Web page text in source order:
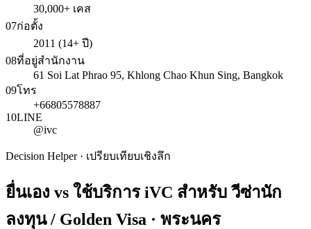
30,000+ เคส
07ก่อตั้ง
2011 (14+ ปี)
08ที่อยู่สำนักงาน
61 Soi Lat Phrao 95, Khlong Chao Khun Sing, Bangkok
09โทร
+66805578887
10LINE
@ivc
Decision Helper · เปรียบเทียบเชิงลึก
ยื่นเอง vs ใช้บริการ iVC สำหรับวีซ่านัก
ลงทุน / Golden Visa · พระนคร